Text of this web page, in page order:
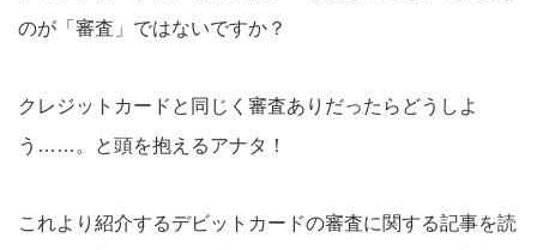
のが「審査」ではないですか？
クレジットカードと同じく審査ありだったらどうしよ
う……。と頭を抱えるアナタ！
これより紹介するデビットカードの審査に関する記事を読